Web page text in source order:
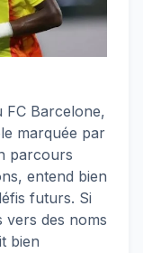
FC Barcelone,
marquée par
parcours
entend bien
futurs. Si
vers des noms
bien